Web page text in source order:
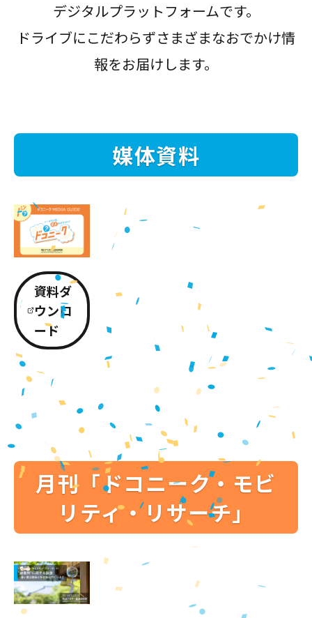
デジタルプラットフォームです。
ドライブにこだわらずさまざまなおでかけ情
報をお届けします。
媒体資料
資料ダ
ウンロ
ード
月刊「ドコニーク・モビ
リティ・リサーチ」